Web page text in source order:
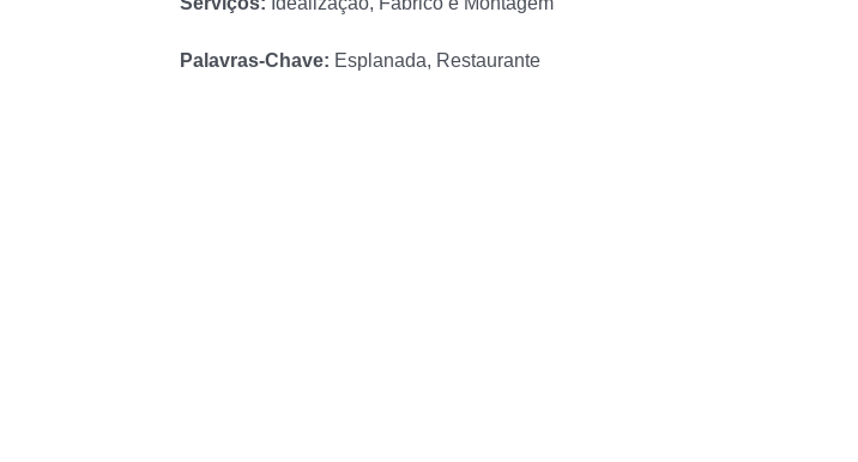
Palavras-Chave: Esplanada, Restaurante